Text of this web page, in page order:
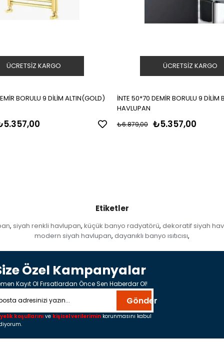
BORULU 9 DİLİM ALTIN(GOLD)
ÜCRETSIZ KARGO
İNTE 50*70 DEMİR BORULU 9 DİLİM
HAVLUPAN
₺5.357,00
₺6.879,00
ÜCRETSIZ KARGO
Etiketler
, siyah renkli havlupan, küçük banyo radyatörü, dekoratif siyah
modern siyah havlupan, dayanıklı banyo ısıtıcısı,
Özel Kampanyalar
Kayıt Ol Fırsatlardan Önce Sen Haberdar Ol!
Gönder
koşullarını ve kişisel verilerimin korunmasını kabul